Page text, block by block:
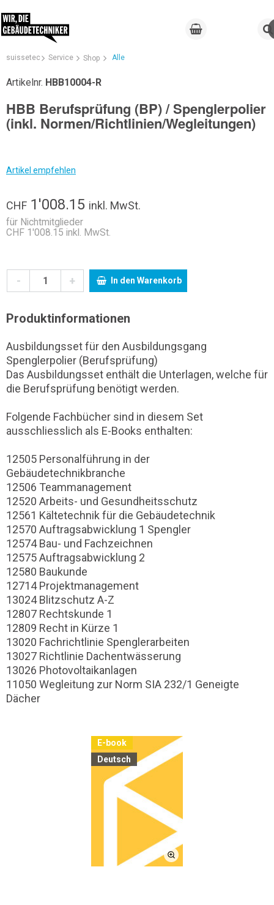
suissetec Service Shop Alle
Artikelnr. HBB10004-R
HBB Berufsprüfung (BP) / Spenglerpolier
(inkl. Normen/Richtlinien/Wegleitungen)
Artikel empfehlen
CHF 1'008.15 inkl. MwSt.
für Nichtmitglieder
CHF 1'008.15 inkl. MwSt.
- + In den Warenkorb
Produktinformationen
Ausbildungsset für den Ausbildungsgang
Spenglerpolier (Berufsprüfung)
Das Ausbildungsset enthält die Unterlagen, welche für
die Berufsprüfung benötigt werden.
Folgende Fachbücher sind in diesem Set
ausschliesslich als E-Books enthalten:
12505 Personalführung in der
Gebäudetechnikbranche
12506 Teammanagement
12520 Arbeits- und Gesundheitsschutz
12561 Kältetechnik für die Gebäudetechnik
12570 Auftragsabwicklung 1 Spengler
12574 Bau- und Fachzeichnen
12575 Auftragsabwicklung 2
12580 Baukunde
12714 Projektmanagement
13024 Blitzschutz A-Z
12807 Rechtskunde 1
12809 Recht in Kürze 1
13020 Fachrichtlinie Spenglerarbeiten
13027 Richtlinie Dachentwässerung
13026 Photovoltaikanlagen
11050 Wegleitung zur Norm SIA 232/1 Geneigte
Dächer
E-book
Deutsch